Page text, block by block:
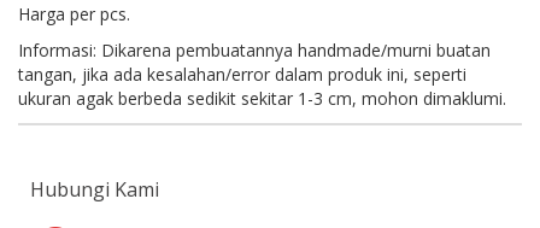
Harga per pcs.
Informasi: Dikarena pembuatannya handmade/murni buatan
tangan, jika ada kesalahan/error dalam produk ini, seperti
ukuran agak berbeda sedikit sekitar 1-3 cm, mohon dimaklumi.
Hubungi Kami